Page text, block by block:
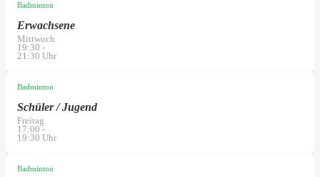
Badminton
Erwachsene
Mittwoch
19:30 -
21:30 Uhr
Badminton
Schüler / Jugend
Freitag
17:00 -
19:30 Uhr
Badminton